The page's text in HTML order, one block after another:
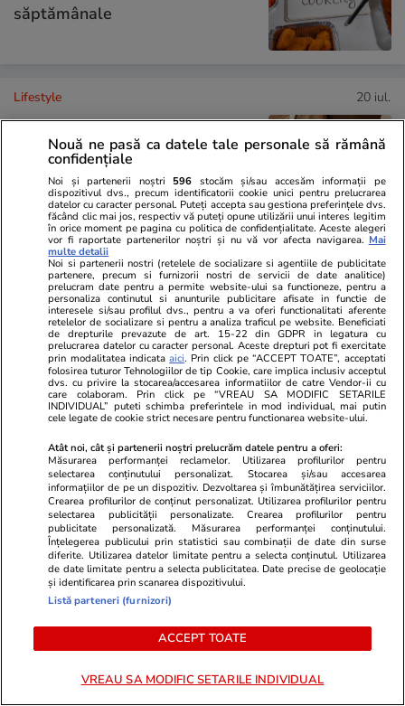
săptămânale
Lifestyle 20 iul.
Ce este agar-agar și cum se
utilizează
LiveText
Știri România 24 iul.
Prima dronă doborâtă în spațiul
aerian românesc de un pilot
român de F-16. Resturile
rachetei de interceptare și ale
dronei au fost găsite
Știri România 24 iul.
Resturile dronei doborâte la
Padina, județul Buzău și ale
rachetei aer-aer care a
interceptat-o au fost găsite
Bustul lui Adrian Păunescu din
Nouă ne pasă ca datele tale personale să rămână
confidențiale
Noi și partenerii noștri 596 stocăm și/sau accesăm informații pe
dispozitivul dvs., precum identificatorii cookie unici pentru prelucrarea
datelor cu caracter personal. Puteți accepta sau gestiona preferințele dvs.
făcând clic mai jos, respectiv vă puteți opune utilizării unui interes legitim
în orice moment pe pagina cu politica de confidențialitate. Aceste alegeri
vor fi raportate partenerilor noștri și nu vă vor afecta navigarea. Mai
multe detalii
Noi si partenerii nostri (retelele de socializare si agentiile de publicitate
partenere, precum si furnizorii nostri de servicii de date analitice)
prelucram date pentru a permite website-ului sa functioneze, pentru a
personaliza continutul si anunturile publicitare afisate in functie de
interesele si/sau profilul dvs., pentru a va oferi functionalitati aferente
retelelor de socializare si pentru a analiza traficul pe website. Beneficiati
de drepturile prevazute de art. 15-22 din GDPR in legatura cu
prelucrarea datelor cu caracter personal. Aceste drepturi pot fi exercitate
prin modalitatea indicataaici. Prin click pe “ACCEPT TOATE”, acceptati
folosirea tuturor Tehnologiilor de tip Cookie, care implica inclusiv acceptul
dvs. cu privire la stocarea/accesarea informatiilor de catre Vendor-ii cu
care colaboram. Prin click pe “VREAU SA MODIFIC SETARILE
INDIVIDUAL” puteti schimba preferintele in mod individual, mai putin
cele legate de cookie strict necesare pentru functionarea website-ului.
Atât noi, cât și partenerii noștri prelucrăm datele pentru a oferi:
Măsurarea performanței reclamelor. Utilizarea profilurilor pentru
selectarea conținutului personalizat. Stocarea și/sau accesarea
informațiilor de pe un dispozitiv. Dezvoltarea și îmbunătățirea serviciilor.
Crearea profilurilor de conținut personalizat. Utilizarea profilurilor pentru
selectarea publicității personalizate. Crearea profilurilor pentru
publicitate personalizată. Măsurarea performanței conținutului.
Înțelegerea publicului prin statistici sau combinații de date din surse
diferite. Utilizarea datelor limitate pentru a selecta conținutul. Utilizarea
de date limitate pentru a selecta publicitatea. Date precise de geolocație
și identificarea prin scanarea dispozitivului.
Listă parteneri (furnizori)
ACCEPT TOATE
VREAU SA MODIFIC SETARILE INDIVIDUAL